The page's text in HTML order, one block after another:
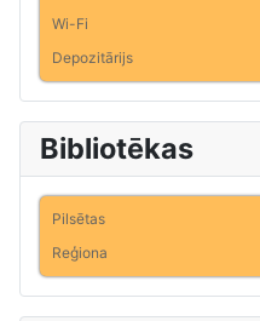
Wi-Fi
Depozitārijs
Bibliotēkas
Pilsētas
Reģiona